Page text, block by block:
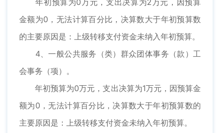
年初预算为0万元，支出决算为2万元，因预算
金额为0，无法计算百分比，决算数大于年初预算数
的主要原因是：上级转移支付资金未纳入年初预算。
4、一般公共服务（类）群众团体事务（款）工
会事务（项）。
年初预算为0万元，支出决算为1万元，因预算金
额为0，无法计算百分比，决算数大于年初预算数的
主要原因是：上级转移支付资金未纳入年初预算。